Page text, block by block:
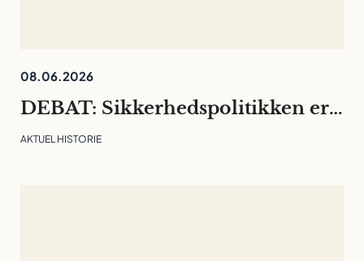
08.06.2026
DEBAT: Sikkerhedspolitikken er rykket ind på universiteterne. Det må ikke kvæle den fri og langsigtede forskning
AKTUEL HISTORIE